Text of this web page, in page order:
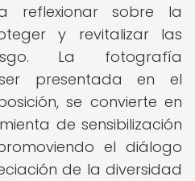
reflexionar sobre la
y revitalizar las
La fotografía
presentada en el
se convierte en
de sensibilización
el diálogo
de la diversidad